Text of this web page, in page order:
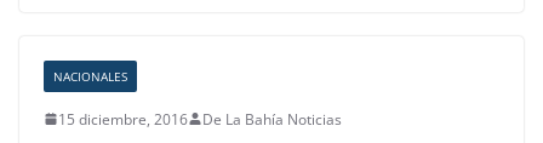
NACIONALES
15 diciembre, 2016 De La Bahía Noticias